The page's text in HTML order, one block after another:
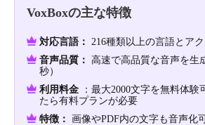
VoxBoxの主な特徴
対応言語：
216種類以上の言語とア
音声品質： 高速で高品質な音声を生
秒）
利用料金 ：最大2000文字を無料体験
たら有料プランが必要
特徴：
画像やPDF内の文字も音声化